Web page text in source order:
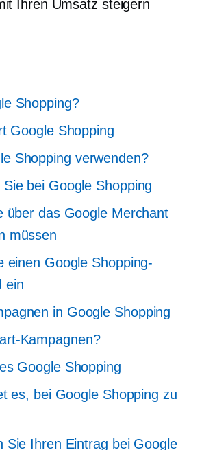
Ihren Umsatz steigern
Shopping?
Google Shopping
Shopping verwenden?
bei Google Shopping
über das Google Merchant
müssen
einen Google Shopping-
ein
in Google Shopping
Kampagnen?
Google Shopping
es, bei Google Shopping zu
Sie Ihren Eintrag bei Google